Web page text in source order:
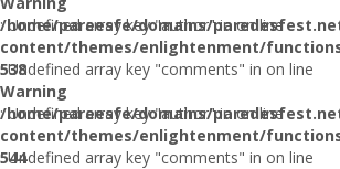
: Undefined array key "author" in
/home/pareesfe/domains/
content/themes/enlightenment/
on line
538
Warning
: Undefined array key "comments" in
/home/pareesfe/domains/
content/themes/enlightenment/
on line
544
: Undefined array key "author" inon line
: Undefined array key "comments" in on line